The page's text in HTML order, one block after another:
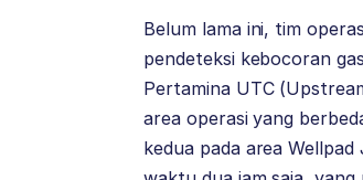
Belum lama ini, tim
pendeteksi kebocoran
Pertamina UTC
area operasi yang
kedua pada area